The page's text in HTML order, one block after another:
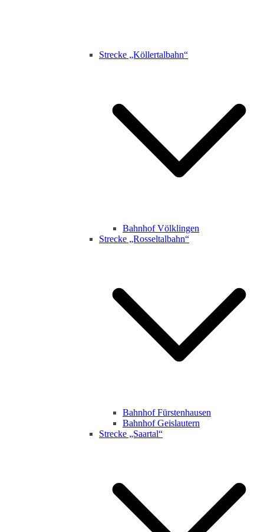
Strecke „Köllertalbahn“
Bahnhof Völklingen
Strecke „Rosseltalbahn“
Bahnhof Fürstenhausen
Bahnhof Geislautern
Strecke „Saartal“